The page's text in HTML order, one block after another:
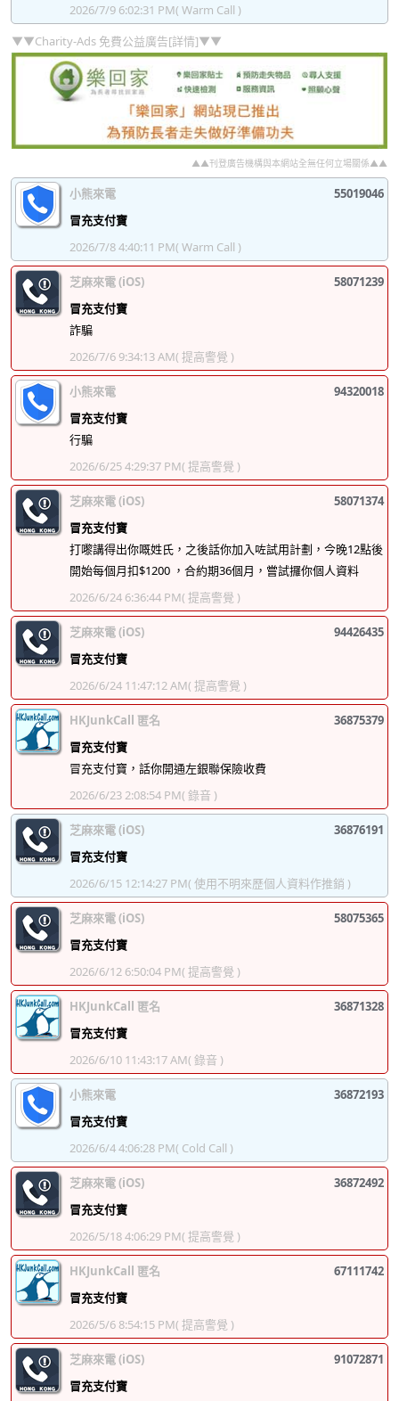
2026/7/9 6:02:31 PM( Warm Call )
▼▼Charity-Ads 免費公益廣告[詳情]▼▼
▲▲刊登廣告機構與本網站全無任何立場關係▲▲
小熊來電
55019046
冒充支付寶
2026/7/8 4:40:11 PM( Warm Call )
芝麻來電 (iOS)
58071239
冒充支付寶
詐騙
2026/7/6 9:34:13 AM( 提高警覺 )
小熊來電
94320018
冒充支付寶
行騙
2026/6/25 4:29:37 PM( 提高警覺 )
芝麻來電 (iOS)
58071374
冒充支付寶
打嚟講得出你嘅姓氏，之後話你加入咗試用計劃，今晚12點後
開始每個月扣$1200 ，合約期36個月，嘗試攞你個人資料
2026/6/24 6:36:44 PM( 提高警覺 )
芝麻來電 (iOS)
94426435
冒充支付寶
2026/6/24 11:47:12 AM( 提高警覺 )
HKJunkCall 匿名
36875379
冒充支付寶
冒充支付寶，話你開通左銀聯保險收費
2026/6/23 2:08:54 PM( 錄音 )
芝麻來電 (iOS)
36876191
冒充支付寶
2026/6/15 12:14:27 PM( 使用不明來歷個人資料作推銷 )
芝麻來電 (iOS)
58075365
冒充支付寶
2026/6/12 6:50:04 PM( 提高警覺 )
HKJunkCall 匿名
36871328
冒充支付寶
2026/6/10 11:43:17 AM( 錄音 )
小熊來電
36872193
冒充支付寶
2026/6/4 4:06:28 PM( Cold Call )
芝麻來電 (iOS)
36872492
冒充支付寶
2026/5/18 4:06:29 PM( 提高警覺 )
HKJunkCall 匿名
67111742
冒充支付寶
2026/5/6 8:54:15 PM( 提高警覺 )
芝麻來電 (iOS)
91072871
冒充支付寶